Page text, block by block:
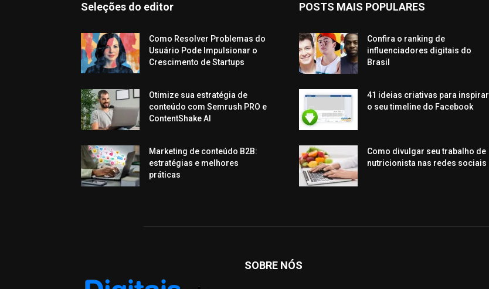
Seleções do editor
Como Resolver Problemas do
Usuário Pode Impulsionar o
Crescimento de Startups
Otimize sua estratégia de
conteúdo com Semrush PRO e
ContentShake AI
Marketing de conteúdo B2B:
estratégias e melhores
práticas
POSTS MAIS POPULARES
Confira o ranking de
influenciadores digitais do
Brasil
41 ideias criativas para inspirar
o seu timeline do Facebook
Como divulgar seu trabalho de
nutricionista nas redes sociais
SOBRE NÓS